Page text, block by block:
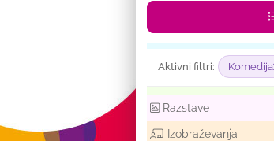
Razstave
Izobraževanja
Aktivni filtri: Komedija